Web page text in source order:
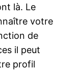
là. Le
votre
de
il peut
profil